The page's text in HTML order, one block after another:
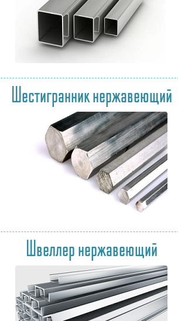
Шестигранник нержавеющий
Швеллер нержавеющий